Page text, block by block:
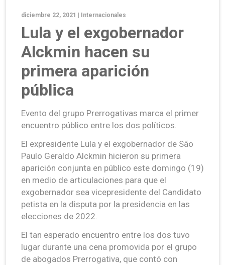
diciembre 22, 2021 | Internacionales
Lula y el exgobernador
Alckmin hacen su
primera aparición
pública
Evento del grupo Prerrogativas marca el primer
encuentro público entre los dos políticos.
El expresidente Lula y el exgobernador de São
Paulo Geraldo Alckmin hicieron su primera
aparición conjunta en público este domingo (19)
en medio de articulaciones para que el
exgobernador sea vicepresidente del Candidato
petista en la disputa por la presidencia en las
elecciones de 2022.
El tan esperado encuentro entre los dos tuvo
lugar durante una cena promovida por el grupo
de abogados Prerrogativa, que contó con